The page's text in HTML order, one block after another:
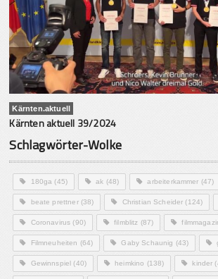
Kärnten.aktuell
Kärnten aktuell 39/2024
Schlagwörter-Wolke
180ga (45) ak (48) arbeiterkammer (47)
beate prettner(38) Christian Scheider (124)
Coronavirus (90) filmblitz (87)
Filmneuheiten (64) Gaby Schaunig (43)
Gewinnspiel (40) heimkino (138) kinder